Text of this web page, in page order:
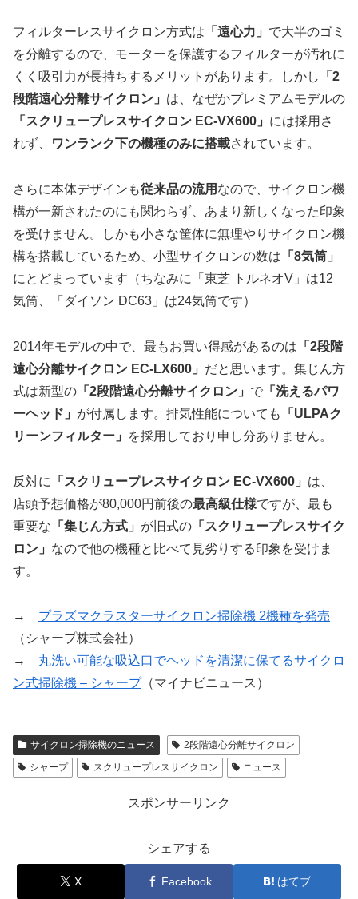
フィルターレスサイクロン方式は 「遠心力」 で大半のゴミ
を分離するので、モーターを保護するフィルターが汚れに
くく吸引力が長持ちするメリットがあります。しかし
「2
段階遠心分離サイクロン」 は、なぜかプレミアムモデルの
「スクリュープレスサイクロン EC-VX600」 には採用さ
れず、
ワンランク下の機種のみに搭載されています。
さらに本体デザインも従来品の流用 なので、サイクロン機
構が一新されたのにも関わらず、あまり新しくなった印象
を受けません。しかも小さな筐体に無理やりサイクロン機
構を搭載しているため、小型サイクロンの数は 「8気筒」
にとどまっています（ちなみに「東芝 トルネオV」は12
気筒、「ダイソン DC63」は24気筒です）
2014年モデルの中で、最もお買い得感があるのは 「2段階
遠心分離サイクロン EC-LX600」 だと思います。集じん方
式は新型の 「2段階遠心分離サイクロン」 で 「洗えるパワ
ーヘッド」 が付属します。排気性能についても
「ULPAク
リーンフィルター」
を採用しており申し分ありません。
反対に 「スクリュープレスサイクロン EC-VX600」 は、
店頭予想価格が80,000円前後の最高級仕様ですが、最も
重要な 「集じん方式」 が旧式の 「スクリュープレスサイク
ロン」 なので他の機種と比べて見劣りする印象を受けま
す。
→ プラズマクラスターサイクロン掃除機 2機種を発売
（シャープ株式会社）
→ 丸洗い可能な吸込口でヘッドを清潔に保てるサイクロ
ン式掃除機 – シャープ（マイナビニュース）
サイクロン掃除機のニュース
2段階遠心分離サイクロン
シャープ
スクリュープレスサイクロン ニュース
スポンサーリンク
シェアする
X Facebook はてブ